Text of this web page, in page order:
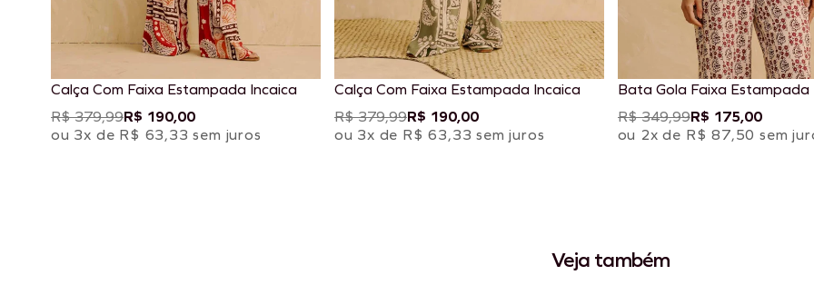
Calça Com Faixa Estampada Incaica
R$ 379,99R$ 190,00
ou 3x de R$ 63,33 sem juros
Calça Com Faixa Estampada Incaica
R$ 379,99R$ 190,00
ou 3x de R$ 63,33 sem juros
Bata Gola Faixa Estampada
R$ 349,99R$ 175,00
ou 2x de R$ 87,50 sem
Veja também